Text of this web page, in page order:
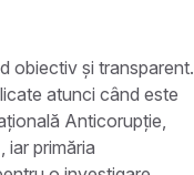
obiectiv și transparent.
atunci când este
Anticorupție,
iar primăria